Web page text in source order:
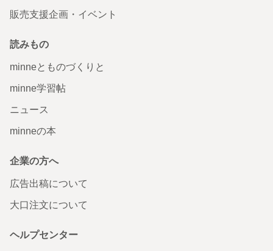
販売支援企画・イベント
読みもの
minneとものづくりと
minne学習帖
ニュース
minneの本
企業の方へ
広告出稿について
大口注文について
ヘルプセンター